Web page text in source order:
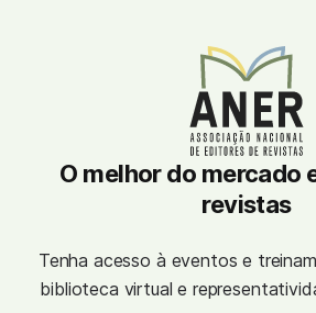
O melhor do mercado
revistas
Tenha acesso à eventos e
biblioteca virtual e